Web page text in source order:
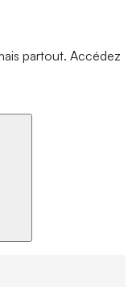
partout. Accédez